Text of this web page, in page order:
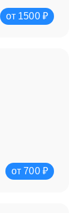
от 1500 ₽
от 700 ₽